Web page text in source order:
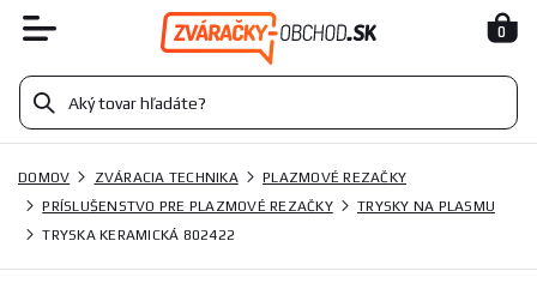
0
DOMOV ZVÁRACIA TECHNIKA
PLAZMOVÉ REZAČKY
PRÍSLUŠENSTVO PRE PLAZMOVÉ REZAČKY
TRYSKY NA PLASMU
TRYSKA KERAMICKÁ 802422